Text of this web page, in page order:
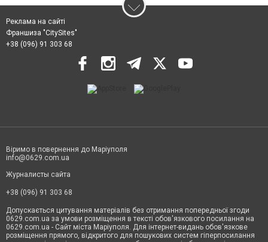
Реклама на сайті
Франшиза "CitySites"
+38 (096) 91 303 68
Віримо в повернення до Маріуполя
info@0629.com.ua
Журналисты сайта
+38 (096) 91 303 68
Допускається цитування матеріалів без отримання попередньої згоди
0629.com.ua за умови розміщення в тексті обов'язкового посилання на
0629.com.ua - Сайт міста Маріуполя. Для інтернет-видань обов'язкове
розміщення прямого, відкритого для пошукових систем гіперпосилання